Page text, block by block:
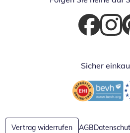
Öffnet inÖffnet
Sicher
Öffnet in neuem
Vertrag widerrufen AGB